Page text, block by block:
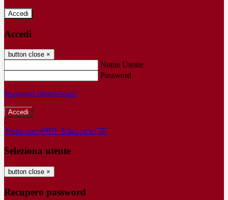
Accedi
Accedi
button close ×
Nome Utente
Password
Password dimenticata?
-
Entra con SPID Entra con CIE
Seleziona utente
button close ×
Recupero password